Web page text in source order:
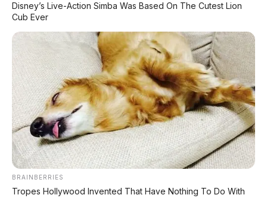
⚡ MPV LISTRIK
REVIEW UNIT– Leapmotor, pabrikan China yang
kini didukungStellantisuntuk ekspor ke Eropa,
baru saja meluncurkan MPV andalan mereka di
Beijing Auto Show 2026:Leapmotor D99.
Denganpanjang 5.280 mm dan jarak sumbu
roda 3.110 mm, D99 bahkanlebih besar dari
Toyota Alphard(5.010 mm). MPV full-size ini
hadir dalamdua varian: EV listrik murni
Disney’s Live-Action Simba Was Based On The Cutest Lion
Cub Ever
BRAINBERRIES
Tropes Hollywood Invented That Have Nothing To Do With